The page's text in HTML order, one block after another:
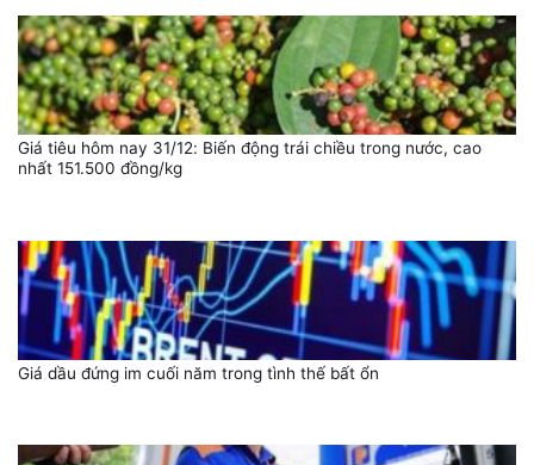
Giá tiêu hôm nay 31/12: Biến động trái chiều trong nước, cao
nhất 151.500 đồng/kg
Giá dầu đứng im cuối năm trong tình thế bất ổn